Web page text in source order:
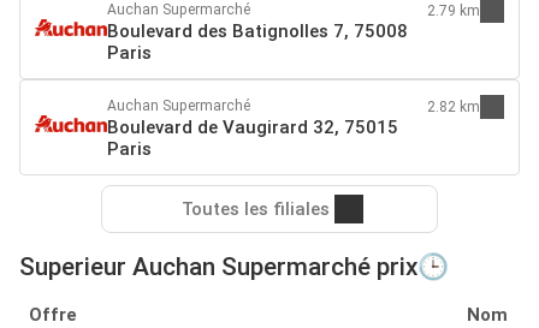
Auchan Supermarché
Boulevard des Batignolles 7, 75008
Paris
2.79 km
Auchan Supermarché
Boulevard de Vaugirard 32, 75015
Paris
2.82 km
Toutes les filiales
Superieur Auchan Supermarché prix🕒
Offre Nom